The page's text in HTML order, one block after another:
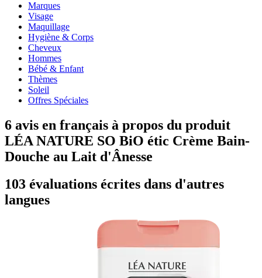
Marques
Visage
Maquillage
Hygiène & Corps
Cheveux
Hommes
Bébé & Enfant
Thèmes
Soleil
Offres Spéciales
6 avis en français à propos du produit
LÉA NATURE SO BiO étic Crème Bain-
Douche au Lait d'Ânesse
103 évaluations écrites dans d'autres
langues